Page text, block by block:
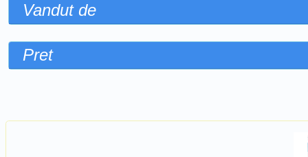
Vandut de
Pret